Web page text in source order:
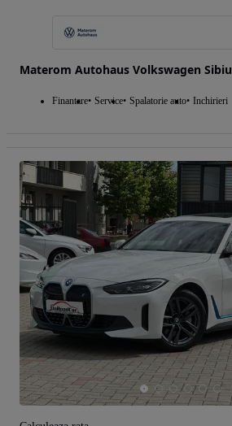
Materom Autohaus Volkswagen Sibiu
Finantare Service Spalatorie auto Inchirieri